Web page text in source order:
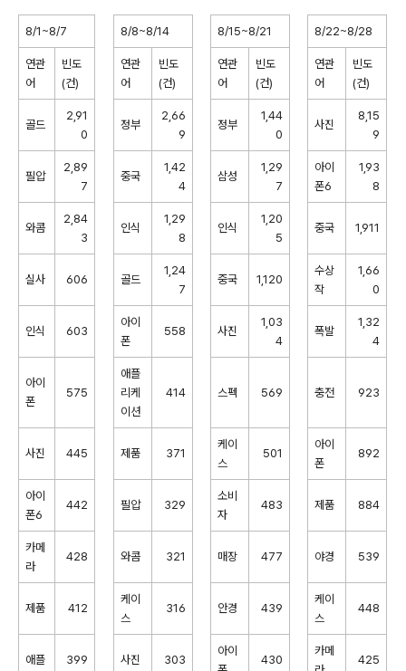
8/1~8/7 8/8~8/14 8/15~8/21 8/22~8/28
연관
어
빈도
(건)
연관
어
빈도
(건)
연관
어
빈도
(건)
연관
어
빈도
(건)
골드
2,91
0
정부
2,66
9
정부
1,44
0
사진
8,15
9
필압
2,89
7
중국
1,42
4
삼성
1,29
7
아이
폰6
1,93
8
와콤
2,84
3
인식
1,29
8
인식
1,20
5
중국 1,911
실사 606 골드
1,24
7
중국 1,120
수상
작
1,66
0
인식 603
아이
폰
558 사진
1,03
4
폭발
1,32
4
아이
폰
575
애플
리케
이션
414 스펙 569 충전 923
사진 445 제품 371
케이
스
501
아이
폰
892
아이
폰6
442 필압 329
소비
자
483 제품 884
카메
라
428 와콤 321 매장 477 야경 539
제품 412
케이
스
316 안경 439
케이
스
448
애플 399 사진 303
아이
430
카메
425